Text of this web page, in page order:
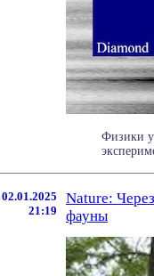
Физики
02.01.2025
21:19
Nature:
фауны